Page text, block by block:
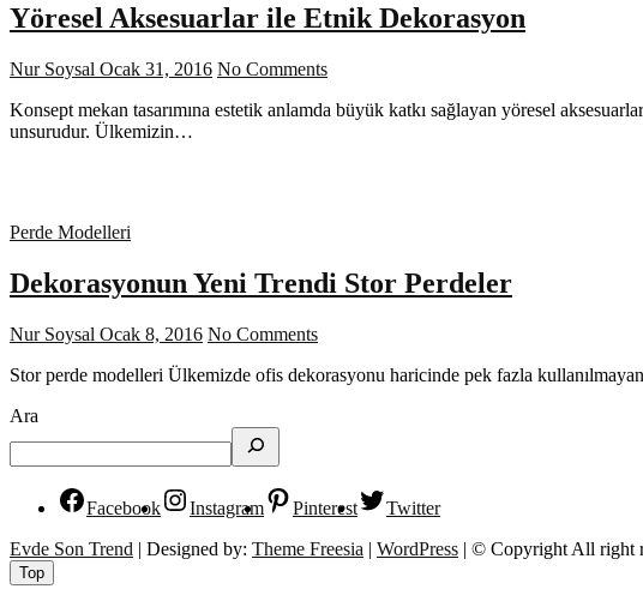
Yöresel Aksesuarlar ile Etnik Dekorasyon
Nur Soysal Ocak 31, 2016 No Comments
Konsept mekan tasarımına estetik anlamda büyük katkı sağlayan yöresel
unsurudur. Ülkemizin…
Perde Modelleri
Dekorasyonun Yeni Trendi Stor Perdeler
Nur Soysal Ocak 8, 2016 No Comments
Stor perde modelleri Ülkemizde ofis dekorasyonu haricinde pek fazla
Ara
Facebook Instagram Pinterest
Twitter
Evde Son Trend | Designed by: Theme Freesia | WordPress | © Copyright All right
Top